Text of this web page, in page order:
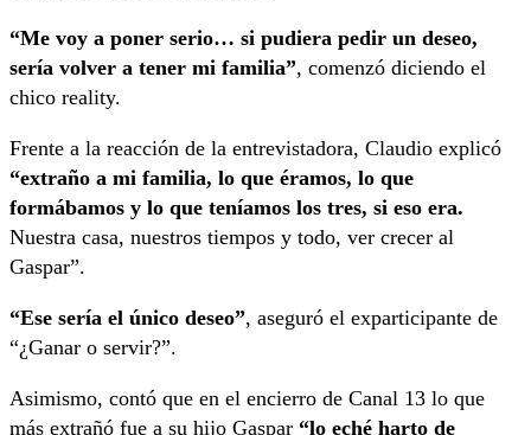
“Me voy a poner serio… si pudiera pedir un deseo,
sería volver a tener mi familia”, comenzó diciendo el
chico reality.
Frente a la reacción de la entrevistadora, Claudio explicó
“extraño a mi familia, lo que éramos, lo que
formábamos y lo que teníamos los tres, si eso era.
Nuestra casa, nuestros tiempos y todo, ver crecer al
Gaspar”.
“Ese sería el único deseo”, aseguró el exparticipante de
“¿Ganar o servir?”.
Asimismo, contó que en el encierro de Canal 13 lo que
más extrañó fue a su hijo Gaspar “lo eché harto de